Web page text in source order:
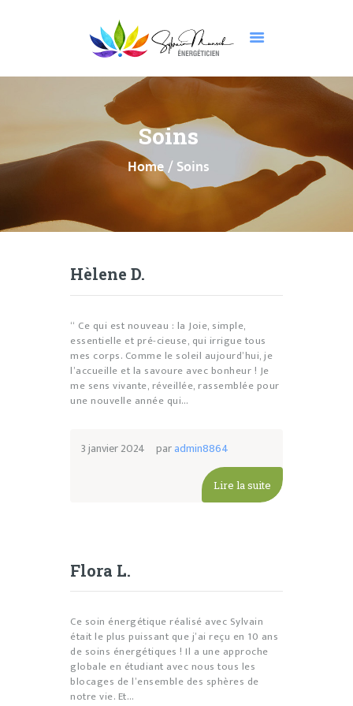
Soins
Home Soins
GUÉRISON ET
TRANSFORMATION
QUI SUIS-JE ?
ACTIVATION DE
VOS DONS
TÉMOIGNAGES
CONTACTS
Hèlene D.
“ Ce qui est nouveau : la Joie, simple,
essentielle et pré-cieuse, qui irrigue tous
mes corps. Comme le soleil aujourd’hui, je
l’accueille et la savoure avec bonheur ! Je
me sens vivante, réveillée, rassemblée pour
une nouvelle année qui…
3 janvier 2024 paradmin8864
Lire la suite
Flora L.
Ce soin énergétique réalisé avec Sylvain
était le plus puissant que j’ai reçu en 10 ans
de soins énergétiques ! Il a une approche
globale en étudiant avec nous tous les
blocages de l’ensemble des sphères de
notre vie. Et…